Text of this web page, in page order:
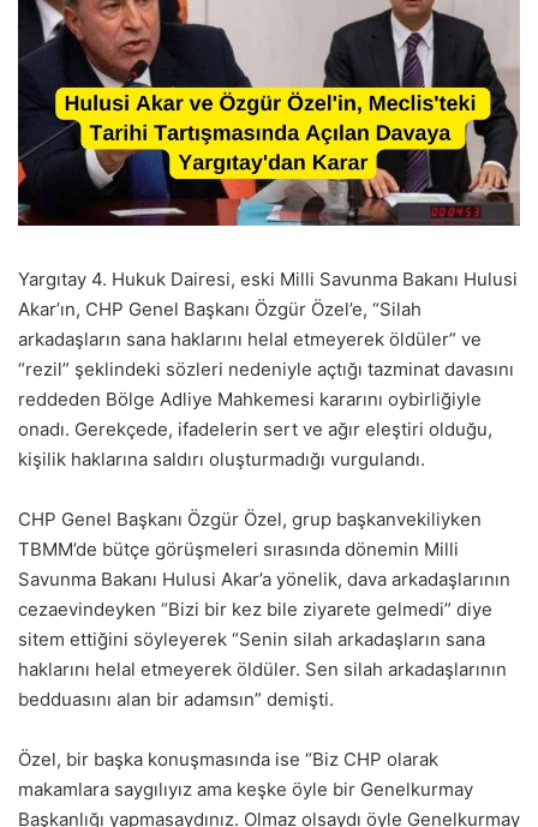
Yargıtay 4. Hukuk Dairesi, eski Milli Savunma Bakanı Hulusi
Akar’ın, CHP Genel Başkanı Özgür Özel’e, “Silah
arkadaşların sana haklarını helal etmeyerek öldüler” ve
“rezil” şeklindeki sözleri nedeniyle açtığı tazminat davasını
reddeden Bölge Adliye Mahkemesi kararını oybirliğiyle
onadı. Gerekçede, ifadelerin sert ve ağır eleştiri olduğu,
kişilik haklarına saldırı oluşturmadığı vurgulandı.
CHP Genel Başkanı Özgür Özel, grup başkanvekiliyken
TBMM’de bütçe görüşmeleri sırasında dönemin Milli
Savunma Bakanı Hulusi Akar’a yönelik, dava arkadaşlarının
cezaevindeyken “Bizi bir kez bile ziyarete gelmedi” diye
sitem ettiğini söyleyerek “Senin silah arkadaşların sana
haklarını helal etmeyerek öldüler. Sen silah arkadaşlarının
bedduasını alan bir adamsın” demişti.
Özel, bir başka konuşmasında ise “Biz CHP olarak
makamlara saygılıyız ama keşke öyle bir Genelkurmay
Başkanlığı yapmasaydınız. Olmaz olsaydı öyle Genelkurmay